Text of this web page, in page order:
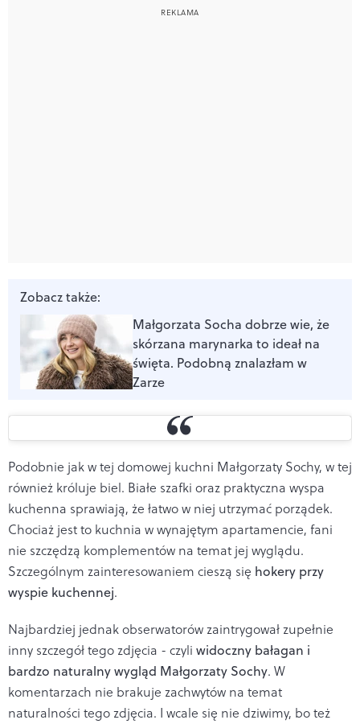
Zobacz także:
Małgorzata Socha dobrze wie, że
skórzana marynarka to ideał na
święta. Podobną znalazłam w
Zarze
Podobnie jak w tej domowej kuchni Małgorzaty Sochy, w tej
również króluje biel. Białe szafki oraz praktyczna wyspa
kuchenna sprawiają, że łatwo w niej utrzymać porządek.
Chociaż jest to kuchnia w wynajętym apartamencie, fani
nie szczędzą komplementów na temat jej wyglądu.
Szczególnym zainteresowaniem cieszą się hokery przy
wyspie kuchennej.
Najbardziej jednak obserwatorów zaintrygował zupełnie
inny szczegół tego zdjęcia - czyli widoczny bałagan i
bardzo naturalny wygląd Małgorzaty Sochy. W
komentarzach nie brakuje zachwytów na temat
naturalności tego zdjęcia. I wcale się nie dziwimy, bo też